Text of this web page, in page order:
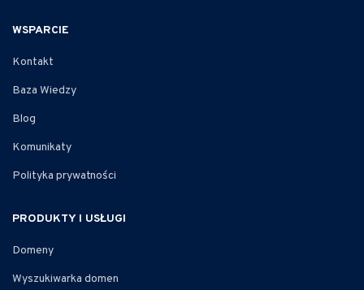
WSPARCIE
Kontakt
Baza Wiedzy
Blog
Komunikaty
Polityka prywatności
PRODUKTY I USŁUGI
Domeny
Wyszukiwarka domen